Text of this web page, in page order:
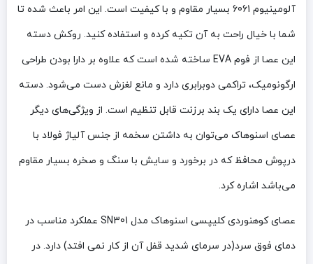
آلومینیوم 6061
بسیار مقاوم و با کیفیت است. این امر باعث شده تا
شما با خیال راحت به آن تکیه کرده و استفاده کنید. روکش دسته
این عصا از فوم EVA ساخته شده است که علاوه بر دارا بودن طراحی
ارگونومیک، تراکمی دوبرابری دارد و مانع لغزش دست می‌شود. دسته
این عصا دارای یک بند برزنت قابل تنظیم است. از ویژگی‌های دیگر
عصای اسنوهاک می‌توان به داشتن سخمه از جنس آلیاژ فولاد با
درپوش محافظ که در برخورد و سایش با سنگ و صخره بسیار مقاوم
می‌باشد اشاره کرد.
عصای کوهنوردی کلیپسی اسنوهاک مدل SN301 عملکرد مناسب در
دمای فوق سرد(در سرمای شدید قفل آن از کار نمی افتد) دارد. در